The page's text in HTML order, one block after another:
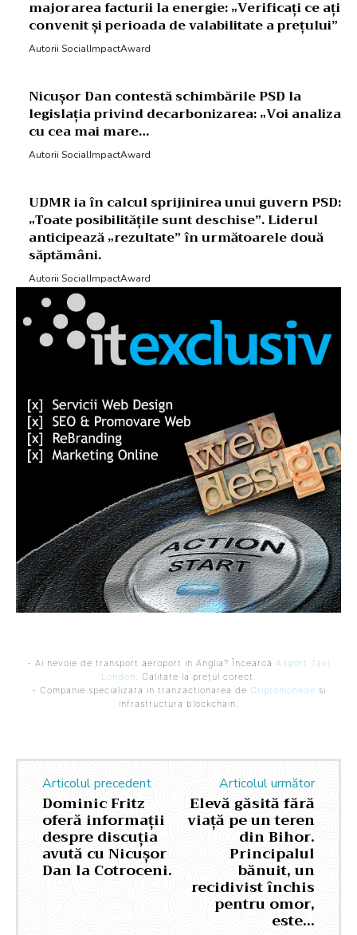
majorarea facturii la energie: „Verificați ce ați
convenit și perioada de valabilitate a prețului”
Autorii SocialImpactAward
Nicușor Dan contestă schimbările PSD la
legislația privind decarbonizarea: „Voi analiza
cu cea mai mare…
Autorii SocialImpactAward
UDMR ia în calcul sprijinirea unui guvern PSD:
„Toate posibilitățile sunt deschise”. Liderul
anticipează „rezultate” în următoarele două
săptămâni.
Autorii SocialImpactAward
- Ai nevoie de transport aeroport in Anglia? Încearcă Airport Taxi
London. Calitate la prețul corect.
- Companie specializata in tranzactionarea de Criptomonede si
infrastructura blockchain.
Articolul precedent
Dominic Fritz
oferă informații
despre discuția
avută cu Nicușor
Dan la Cotroceni.
Articolul următor
Elevă găsită fără
viață pe un teren
din Bihor.
Principalul
bănuit, un
recidivist închis
pentru omor,
este…